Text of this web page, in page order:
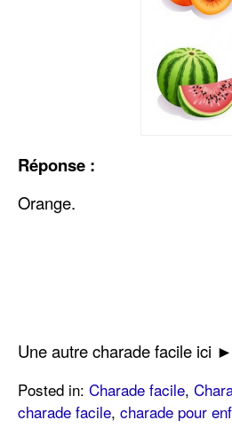
Réponse :
Orange.
Une autre charade facile
Posted in: Charade facile,
charade facile, charade pour